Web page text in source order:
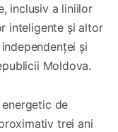
inclusiv a liniilor
inteligente și altor
și
Moldova.
de
trei ani